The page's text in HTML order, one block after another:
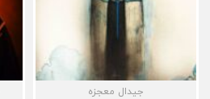
جیدال معجزه